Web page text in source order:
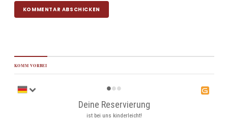
KOMM VORBEI